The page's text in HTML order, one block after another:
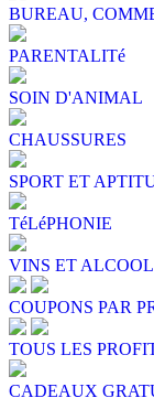
BUREAU,
PARENTALITé
SOIN D'ANIMAL
CHAUSSURES
SPORT ET
TéLéPHONIE
VINS ET ALCOOL
COUPONS PAR
TOUS LES
CADEAUX